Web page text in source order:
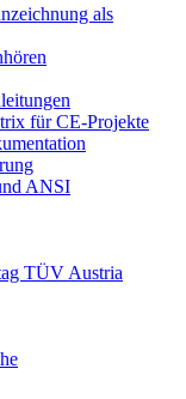
als
für CE-Projekte
ANSI
TÜV Austria